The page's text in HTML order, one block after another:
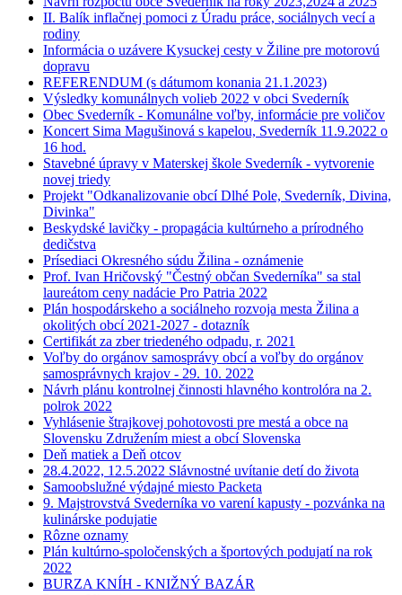
II. Balík inflačnej pomoci z Úradu práce, sociálnych vecí a
rodiny
Informácia o uzávere Kysuckej cesty v Žiline pre motorovú
dopravu
REFERENDUM (s dátumom konania 21.1.2023)
Výsledky komunálnych volieb 2022 v obci Svederník
Obec Svederník - Komunálne voľby, informácie pre voličov
Koncert Sima Magušinová s kapelou, Svederník 11.9.2022 o
16 hod.
Stavebné úpravy v Materskej škole Svederník - vytvorenie
novej triedy
Projekt "Odkanalizovanie obcí Dlhé Pole, Svederník, Divina,
Divinka"
Beskydské lavičky - propagácia kultúrneho a prírodného
dedičstva
Prísediaci Okresného súdu Žilina - oznámenie
Prof. Ivan Hričovský "Čestný občan Svederníka" sa stal
laureátom ceny nadácie Pro Patria 2022
Plán hospodárskeho a sociálneho rozvoja mesta Žilina a
okolitých obcí 2021-2027 - dotazník
Certifikát za zber triedeného odpadu, r. 2021
Voľby do orgánov samosprávy obcí a voľby do orgánov
samosprávnych krajov - 29. 10. 2022
Návrh plánu kontrolnej činnosti hlavného kontrolóra na 2.
polrok 2022
Vyhlásenie štrajkovej pohotovosti pre mestá a obce na
Slovensku Združením miest a obcí Slovenska
Deň matiek a Deň otcov
28.4.2022, 12.5.2022 Slávnostné uvítanie detí do života
Samoobslužné výdajné miesto Packeta
9. Majstrovstvá Svederníka vo varení kapusty - pozvánka na
kulinárske podujatie
Rôzne oznamy
Plán kultúrno-spoločenských a športových podujatí na rok
2022
BURZA KNÍH - KNIŽNÝ BAZÁR